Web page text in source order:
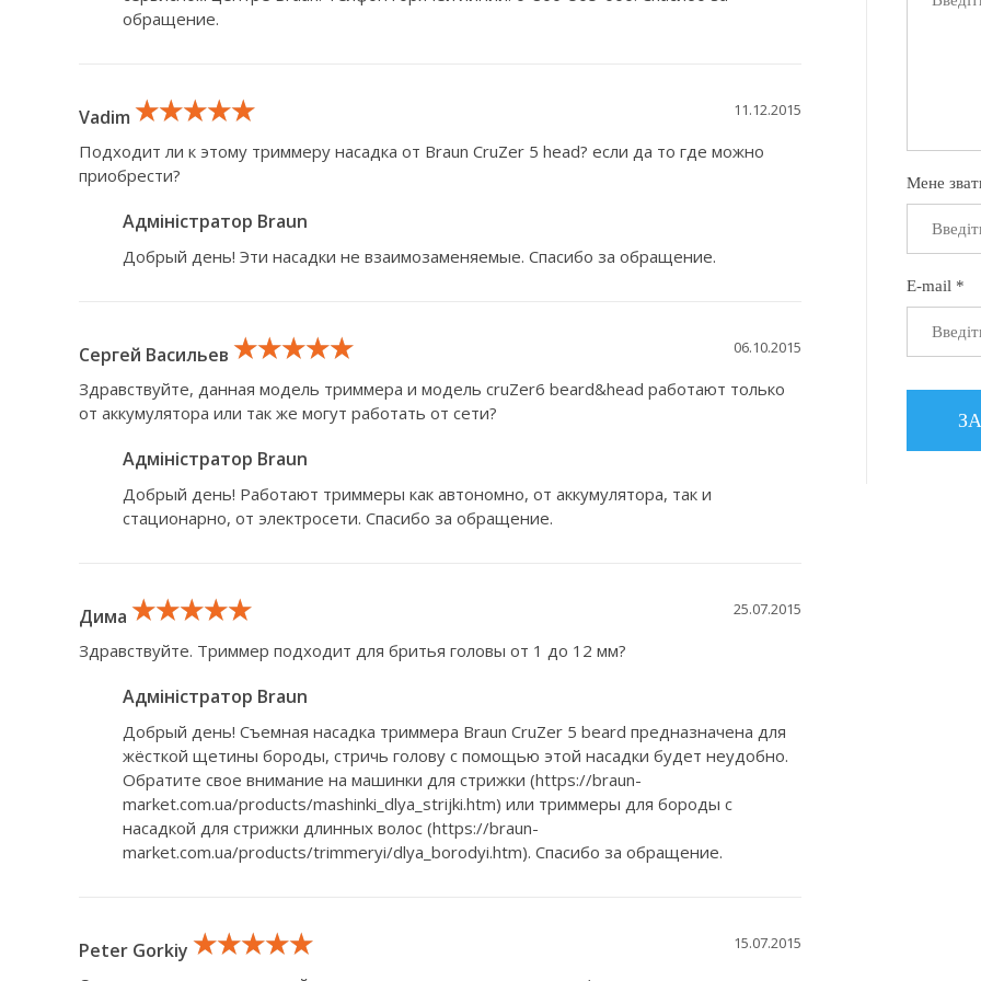
обращение.
Vadim ★★★★★
★★★★★
★★★★★ 11.12.2015
Подходит ли к этому триммеру насадка от Braun CruZer 5 head? если да то где можно
приобрести?
Адміністратор Braun
Добрый день! Эти насадки не взаимозаменяемые. Спасибо за обращение.
Сергей Васильев ★★★★★
★★★★★
★★★★★ 06.10.2015
Здравствуйте, данная модель триммера и модель cruZer6 beard&head работают только
от аккумулятора или так же могут работать от сети?
Адміністратор Braun
Добрый день! Работают триммеры как автономно, от аккумулятора, так и
стационарно, от электросети. Спасибо за обращение.
Дима ★★★★★
★★★★★
★★★★★ 25.07.2015
Здравствуйте. Триммер подходит для бритья головы от 1 до 12 мм?
Адміністратор Braun
Добрый день! Съемная насадка триммера Braun CruZer 5 beard предназначена для
жёсткой щетины бороды, стричь голову с помощью этой насадки будет неудобно.
Обратите свое внимание на машинки для стрижки (https://braun-
market.com.ua/products/mashinki_dlya_strijki.htm) или триммеры для бороды с
насадкой для стрижки длинных волос (https://braun-
market.com.ua/products/trimmeryi/dlya_borodyi.htm). Спасибо за обращение.
Peter Gorkiy ★★★★★
★★★★★
★★★★★ 15.07.2015
Мене
E-mail *